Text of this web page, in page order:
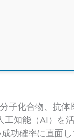
子化合物、抗体
工知能（AI）を
功確率に直面し